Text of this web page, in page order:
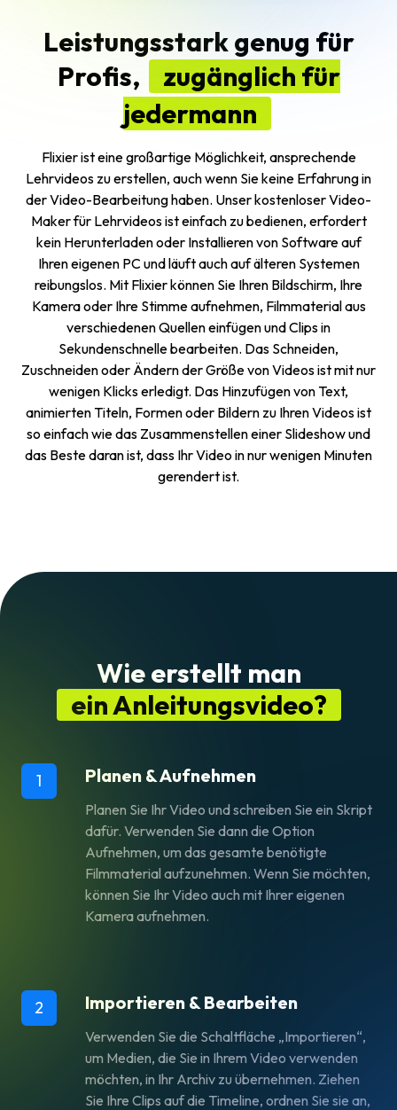
Leistungsstark genug für
Profis,
zugänglich für
jedermann
Flixier ist eine großartige Möglichkeit, ansprechende
Lehrvideos zu erstellen, auch wenn Sie keine Erfahrung in
der Video-Bearbeitung haben. Unser kostenloser Video-
Maker für Lehrvideos ist einfach zu bedienen, erfordert
kein Herunterladen oder Installieren von Software auf
Ihren eigenen PC und läuft auch auf älteren Systemen
reibungslos. Mit Flixier können Sie Ihren Bildschirm, Ihre
Kamera oder Ihre Stimme aufnehmen, Filmmaterial aus
verschiedenen Quellen einfügen und Clips in
Sekundenschnelle bearbeiten. Das Schneiden,
Zuschneiden oder Ändern der Größe von Videos ist mit nur
wenigen Klicks erledigt. Das Hinzufügen von Text,
animierten Titeln, Formen oder Bildern zu Ihren Videos ist
so einfach wie das Zusammenstellen einer Slideshow und
das Beste daran ist, dass Ihr Video in nur wenigen Minuten
gerendert ist.
Wie erstellt man
ein Anleitungsvideo?
1 Planen & Aufnehmen
Planen Sie Ihr Video und schreiben Sie ein Skript
dafür. Verwenden Sie dann die Option
Aufnehmen, um das gesamte benötigte
Filmmaterial aufzunehmen. Wenn Sie möchten,
können Sie Ihr Video auch mit Ihrer eigenen
Kamera aufnehmen.
2 Importieren & Bearbeiten
Verwenden Sie die Schaltfläche „Importieren“,
um Medien, die Sie in Ihrem Video verwenden
möchten, in Ihr Archiv zu übernehmen. Ziehen
Sie Ihre Clips auf die Timeline, ordnen Sie sie an,